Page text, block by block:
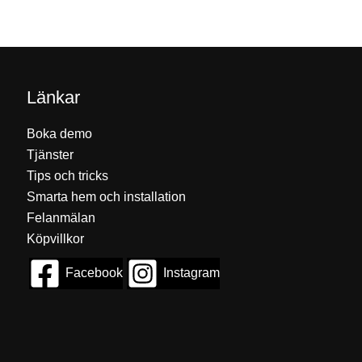
Länkar
Boka demo
Tjänster
Tips och tricks
Smarta hem och installation
Felanmälan
Köpvillkor
Facebook Instagram